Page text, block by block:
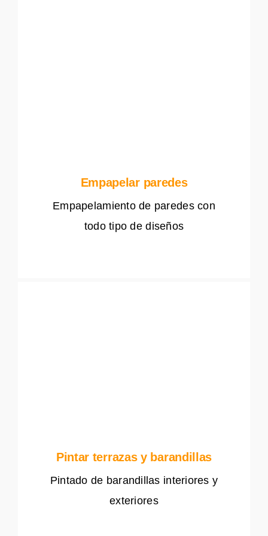
Empapelar paredes
Empapelamiento de paredes con
todo tipo de diseños
Pintar terrazas y barandillas
Pintado de barandillas interiores y
exteriores